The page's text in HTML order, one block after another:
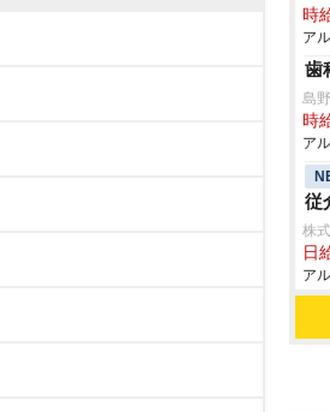
時
ア
歯
島
時
ア
従
株
日
ア